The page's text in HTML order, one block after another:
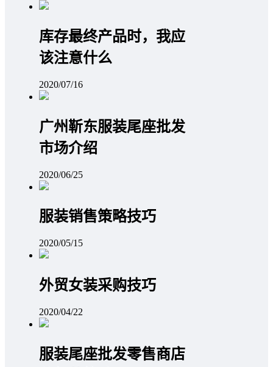
库存最终产品时，我应
该注意什么
2020/07/16
广州靳东服装尾座批发
市场介绍
2020/06/25
服装销售策略技巧
2020/05/15
外贸女装采购技巧
2020/04/22
服装尾座批发零售商店